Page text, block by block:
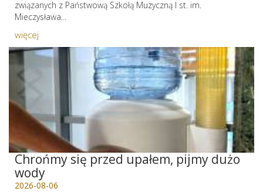
związanych z Państwową Szkołą Muzyczną I st. im.
Mieczysława...
więcej
Chrońmy się przed upałem, pijmy dużo
wody
2026-08-06